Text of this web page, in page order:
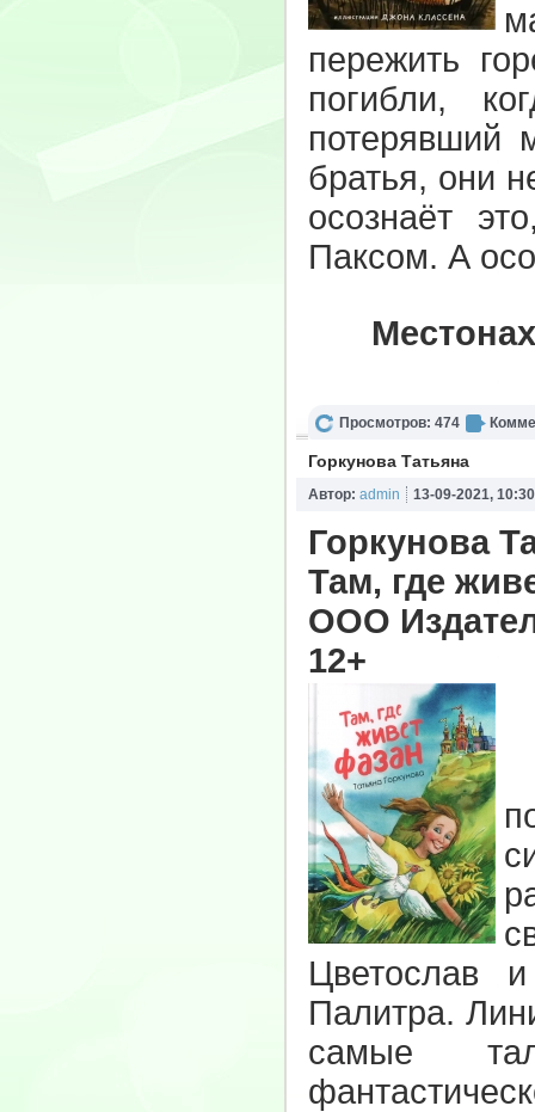
пережить
погибли,
потерявший
братья, они
осознаёт
Паксом. А
Просмотров: 474
Горкунова Татьяна
Автор: admin 13-09-2021, 10:30
Горкунова
Там, где
ООО
12+
Цветослав
Палитра.
самые